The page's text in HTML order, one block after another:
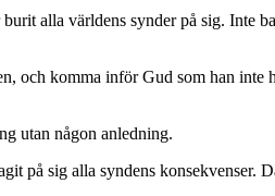
alla världens synder på sig. Inte
och komma inför Gud som han
utan någon anledning.
på sig alla syndens konsekvenser.